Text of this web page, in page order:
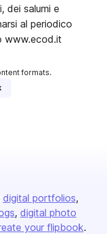
dei salumi e
al periodico
www.ecod.it
formats.
digital portfolios
digital photo
your flipbook.